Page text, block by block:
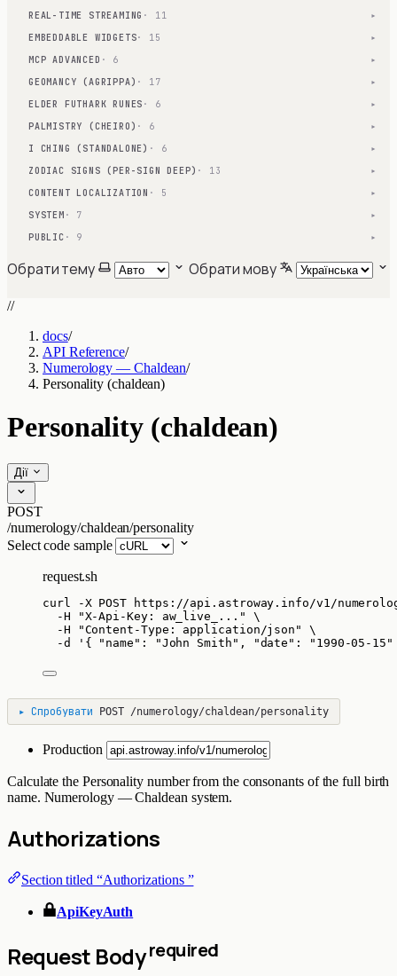
REAL-TIME STREAMING · 11 ▾
EMBEDDABLE WIDGETS· 15 ▾
MCP ADVANCED · 6 ▾
GEOMANCY (AGRIPPA) · 17 ▾
ELDER FUTHARK RUNES · 6 ▾
PALMISTRY (CHEIRO) · 6 ▾
I CHING (STANDALONE) · 6 ▾
ZODIAC SIGNS (PER-SIGN DEEP) · 13 ▾
CONTENT LOCALIZATION · 5 ▾
SYSTEM · 7 ▾
PUBLIC · 9 ▾
Обрати тему Обрати мову
//
docs/
API Reference/
Numerology — Chaldean/
Personality (chaldean)
Personality (chaldean)
Дії
POST
/numerology/chaldean/personality
Select code sample
request.sh
curl -X POST
https://api.astroway.info/v1/
-H
"X-Api-Key: aw_live_... "
\
-H
"Content-Type: application/json "
\
-d
' { "name": "John Smith", "date": "1990-05-
▸ Спробувати POST /numerology/chaldean/personality
Production
Calculate the Personality number from the consonants of the full birth
name. Numerology — Chaldean system.
Authorizations
Section titled “Authorizations ”
ApiKeyAuth
Request Bodyrequired